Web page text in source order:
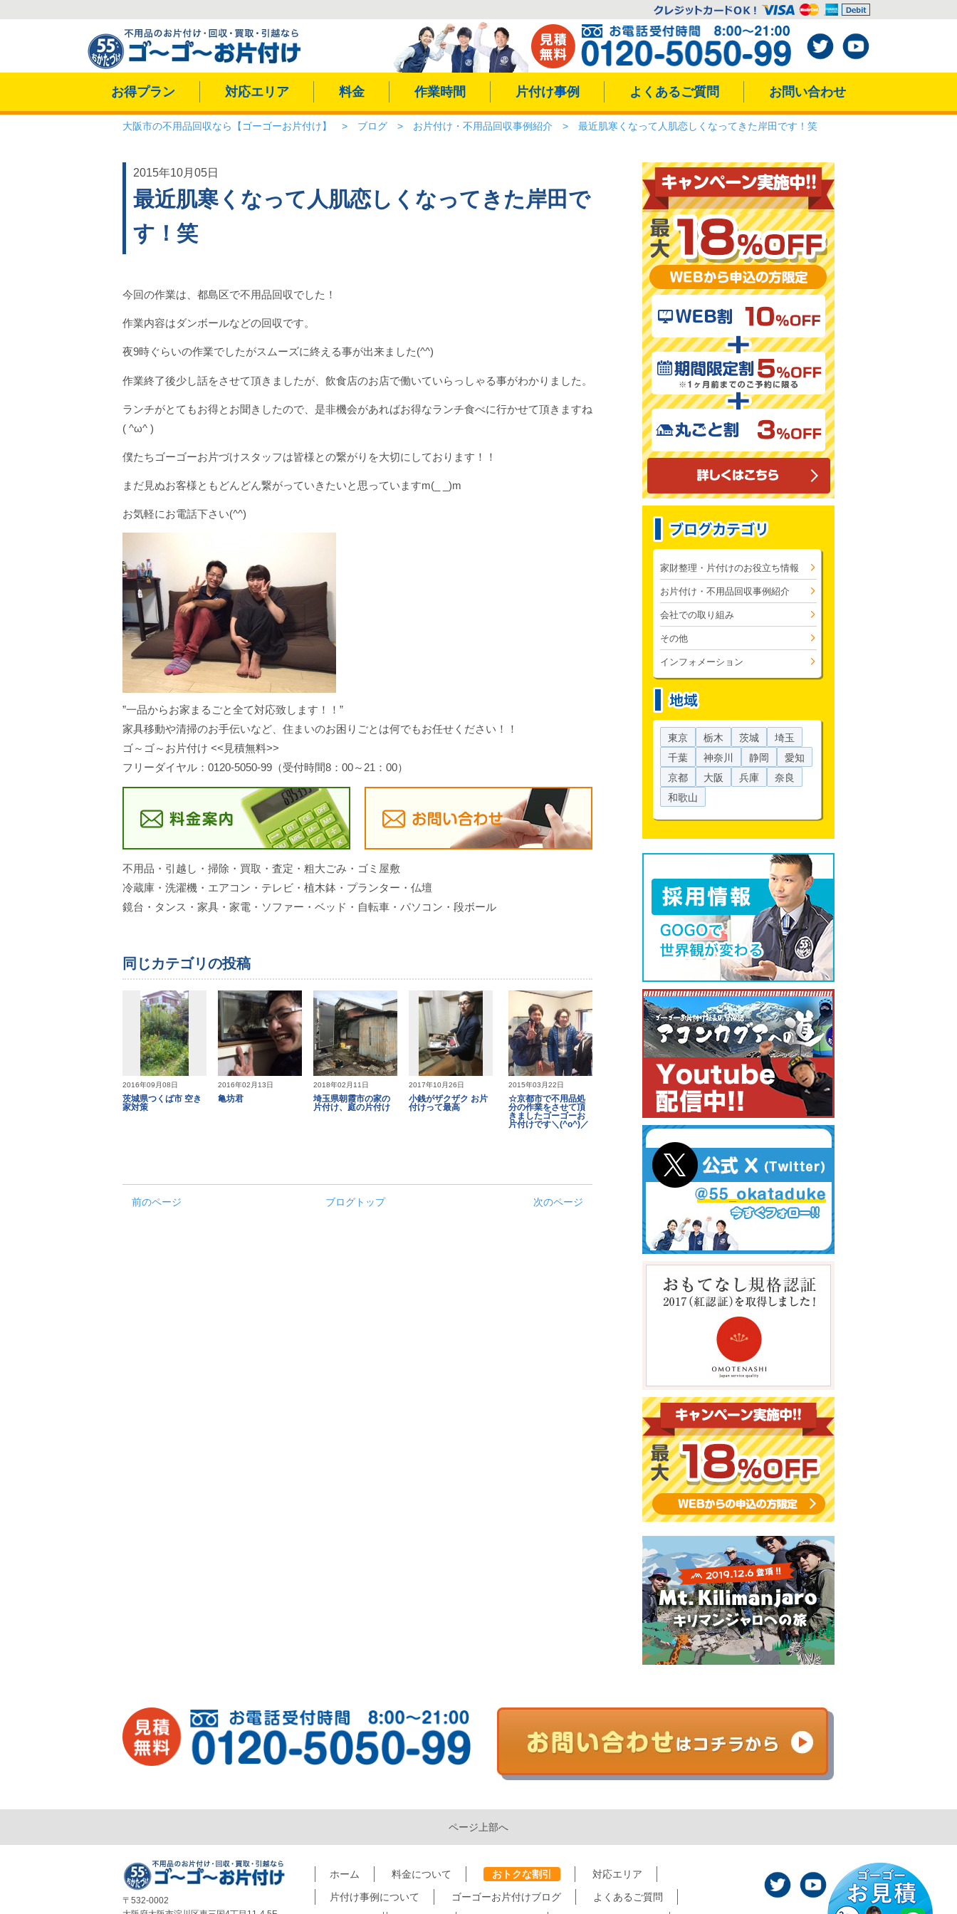
お得プラン 対応エリア 料金 作業時間 片付け事例 よくあるご質問 お問い合わせ
大阪市の不用品回収なら【ゴーゴーお片付け】 > ブログ > お片付け・不用品回収事例紹介 > 最近肌寒くなって人肌恋しくなってきた岸田です！笑
2015年10月05日
最近肌寒くなって人肌恋しくなってきた岸田で
す！笑
今回の作業は、都島区で不用品回収でした！
作業内容はダンボールなどの回収です。
夜9時ぐらいの作業でしたがスムーズに終える事が出来ました(^^)
作業終了後少し話をさせて頂きましたが、飲食店のお店で働いていらっしゃる事がわかりました。
ランチがとてもお得とお聞きしたので、是非機会があればお得なランチ食べに行かせて頂きますね
( ^ω^ )
僕たちゴーゴーお片づけスタッフは皆様との繋がりを大切にしております！！
まだ見ぬお客様ともどんどん繋がっていきたいと思っていますm(_ _)m
お気軽にお電話下さい(^^)
”一品からお家まるごと全て対応致します！！”
家具移動や清掃のお手伝いなど、住まいのお困りごとは何でもお任せください！！
ゴ～ゴ～お片付け <<見積無料>>
フリーダイヤル：0120-5050-99（受付時間8：00～21：00）
不用品・引越し・掃除・買取・査定・粗大ごみ・ゴミ屋敷
冷蔵庫・洗濯機・エアコン・テレビ・植木鉢・プランター・仏壇
鏡台・タンス・家具・家電・ソファー・ベッド・自転車・パソコン・段ボール
同じカテゴリの投稿
2016年09月08日
茨城県つくば市 空き
家対策
2016年02月13日
亀坊君
2018年02月11日
埼玉県朝霞市の家の
片付け、庭の片付け
2017年10月26日
小銭がザクザク お片
付けって最高
2015年03月22日
☆京都市で不用品処
分の作業をさせて頂
きましたゴーゴーお
片付けです＼(^o^)／
前のページ ブログトップ 次のページ
家財整理・片付けのお役立ち情報
お片付け・不用品回収事例紹介
会社での取り組み
その他
インフォメーション
東京 栃木 茨城
埼玉
千葉
神奈川 静岡
愛知
京都
大阪 兵庫
奈良
和歌山
ページ上部へ
〒532-0002
ホーム 料金について おトクな割引
対応エリア
片付け事例について
ゴーゴーお片付けブログ よくあるご質問